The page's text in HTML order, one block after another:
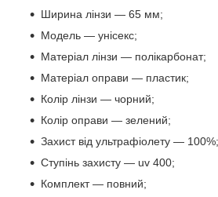
Ширина лінзи — 65 мм;
Модель — унісекс;
Матеріал лінзи — полікарбонат;
Матеріал оправи — пластик;
Колір лінзи — чорний;
Колір оправи — зелений;
Захист від ультрафіолету — 100%;
Ступінь захисту — uv 400;
Комплект — повний;